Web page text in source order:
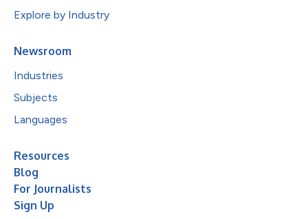
Explore by Industry
Newsroom
Industries
Subjects
Languages
Resources
Blog
For Journalists
Sign Up